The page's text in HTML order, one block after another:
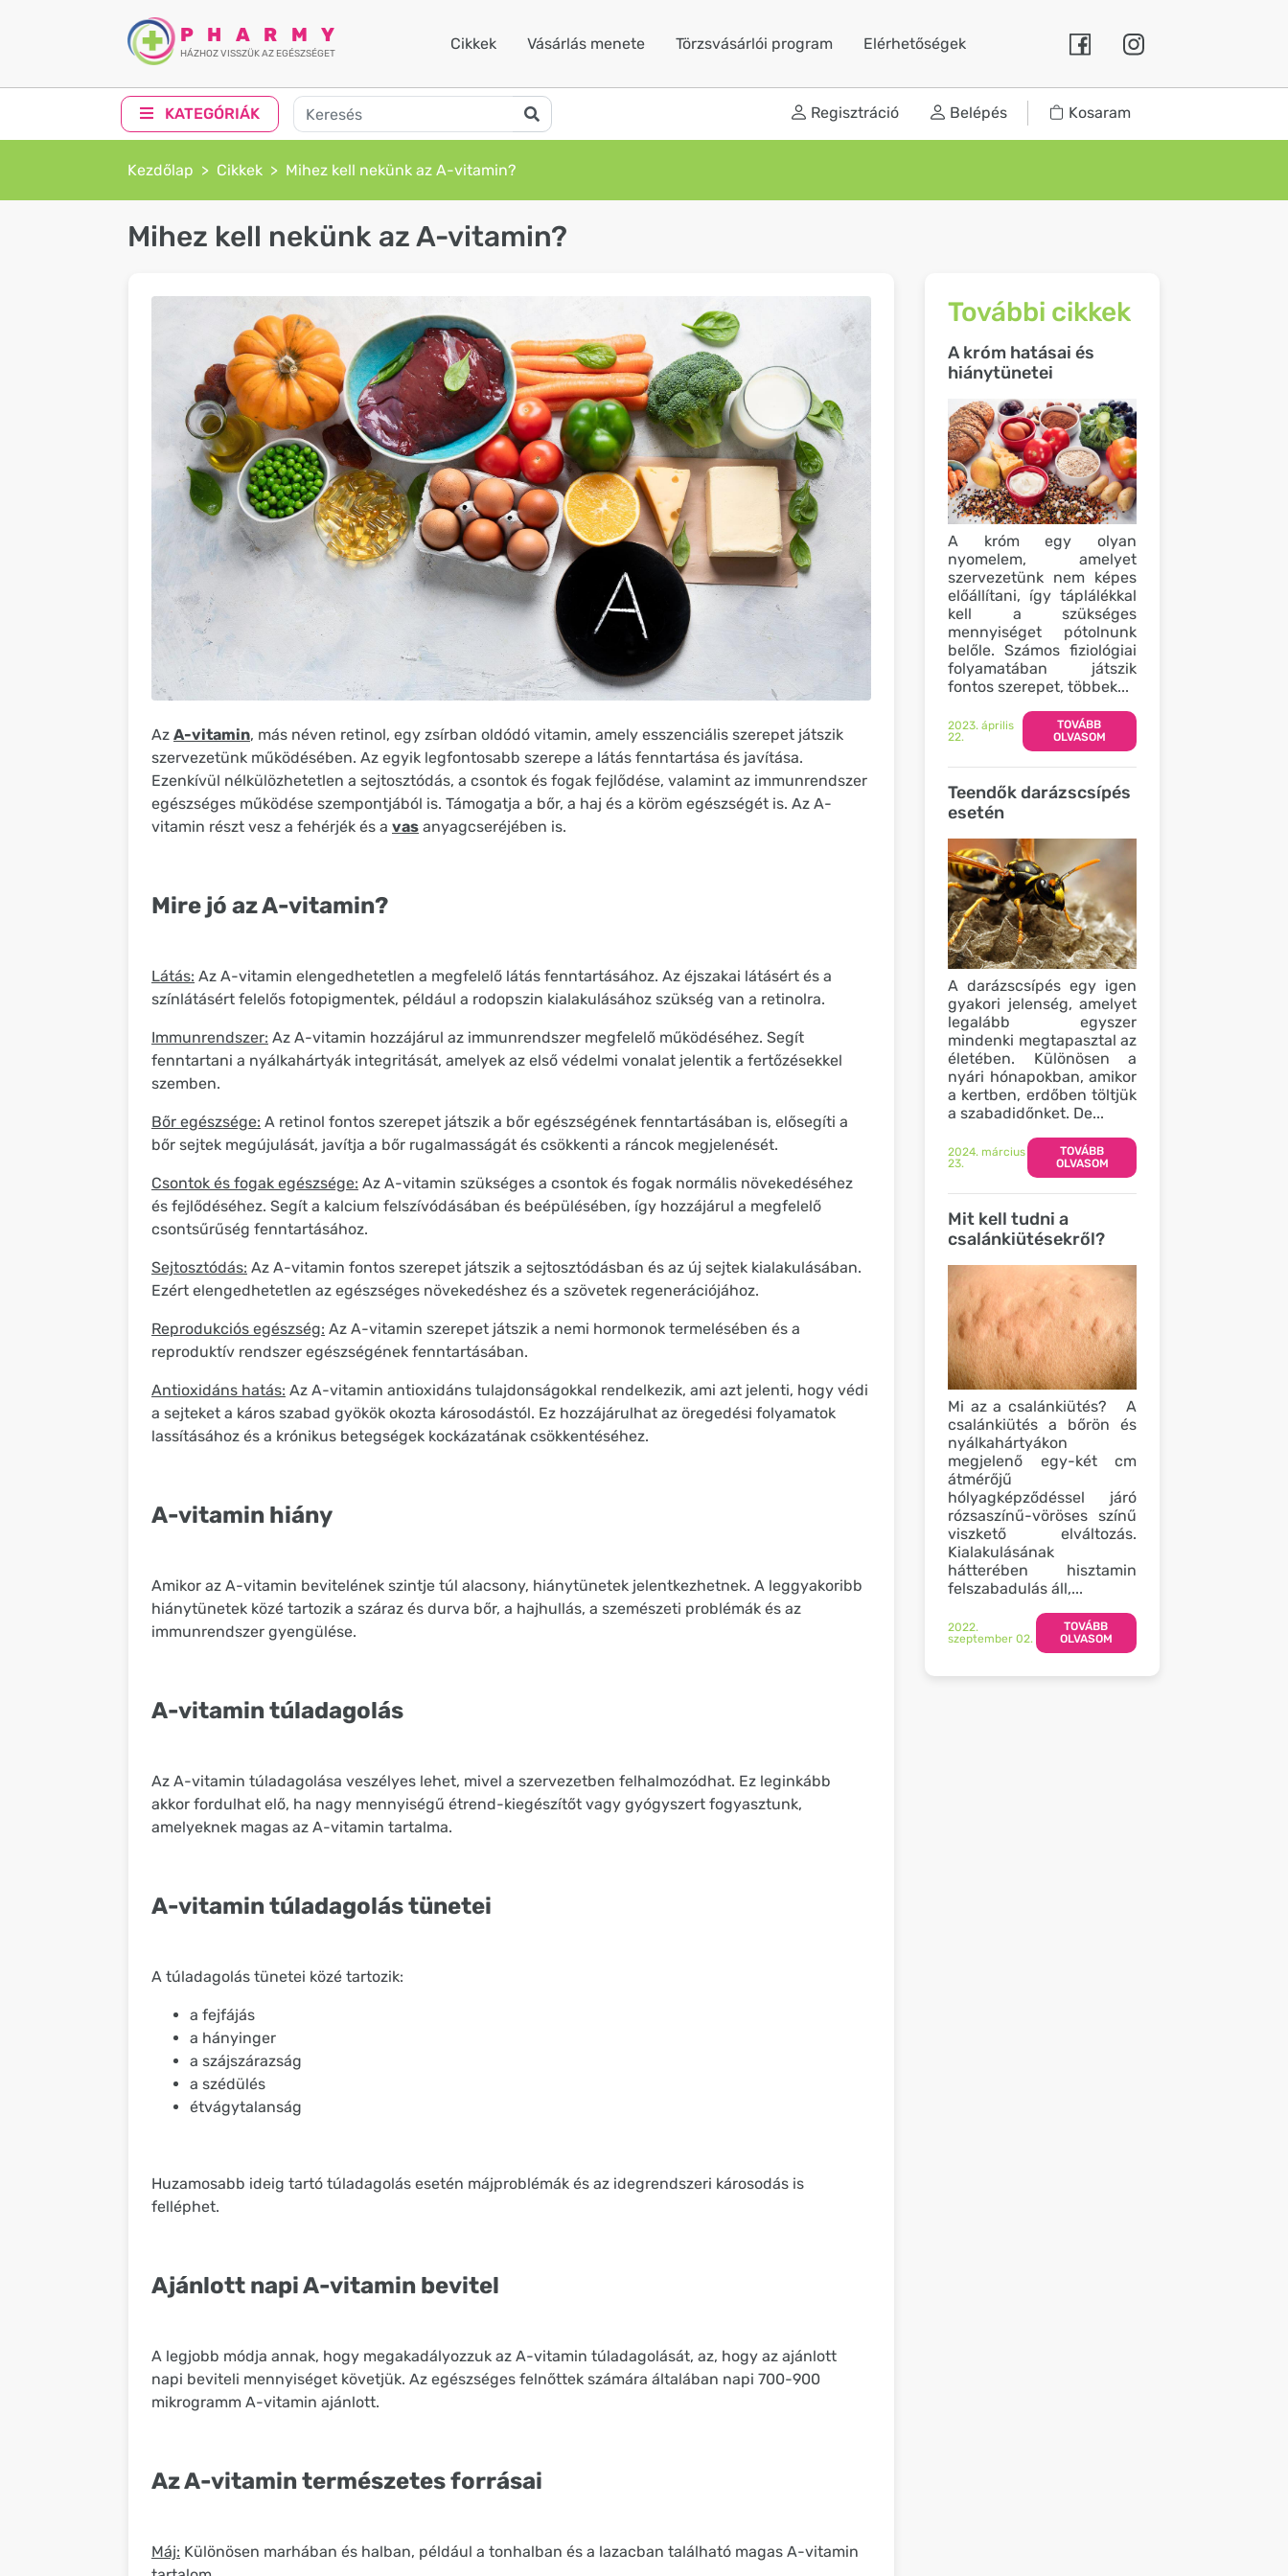
PHARMY
HÁZHOZ VISSZÜK AZ EGÉSZSÉGET
Cikkek Vásárlás menete Törzsvásárlói program Elérhetőségek
KATEGÓRIÁK Regisztráció Belépés Kosaram
Kezdőlap Cikkek Mihez kell nekünk az A-vitamin?
Mihez kell nekünk az A-vitamin?
Az A-vitamin, más néven retinol, egy zsírban oldódó vitamin, amely esszenciális szerepet játszik
szervezetünk működésében. Az egyik legfontosabb szerepe a látás fenntartása és javítása.
Ezenkívül nélkülözhetetlen a sejtosztódás, a csontok és fogak fejlődése, valamint az immunrendszer
egészséges működése szempontjából is. Támogatja a bőr, a haj és a köröm egészségét is. Az A-
vitamin részt vesz a fehérjék és a vas anyagcseréjében is.
Mire jó az A-vitamin?
Látás: Az A-vitamin elengedhetetlen a megfelelő látás fenntartásához. Az éjszakai látásért és a
színlátásért felelős fotopigmentek, például a rodopszin kialakulásához szükség van a retinolra.
Immunrendszer: Az A-vitamin hozzájárul az immunrendszer megfelelő működéséhez. Segít
fenntartani a nyálkahártyák integritását, amelyek az első védelmi vonalat jelentik a fertőzésekkel
szemben.
Bőr egészsége: A retinol fontos szerepet játszik a bőr egészségének fenntartásában is, elősegíti a
bőr sejtek megújulását, javítja a bőr rugalmasságát és csökkenti a ráncok megjelenését.
Csontok és fogak egészsége: Az A-vitamin szükséges a csontok és fogak normális növekedéséhez
és fejlődéséhez. Segít a kalcium felszívódásában és beépülésében, így hozzájárul a megfelelő
csontsűrűség fenntartásához.
Sejtosztódás: Az A-vitamin fontos szerepet játszik a sejtosztódásban és az új sejtek kialakulásában.
Ezért elengedhetetlen az egészséges növekedéshez és a szövetek regenerációjához.
Reprodukciós egészség: Az A-vitamin szerepet játszik a nemi hormonok termelésében és a
reproduktív rendszer egészségének fenntartásában.
Antioxidáns hatás: Az A-vitamin antioxidáns tulajdonságokkal rendelkezik, ami azt jelenti, hogy védi
a sejteket a káros szabad gyökök okozta károsodástól. Ez hozzájárulhat az öregedési folyamatok
lassításához és a krónikus betegségek kockázatának csökkentéséhez.
A-vitamin hiány
Amikor az A-vitamin bevitelének szintje túl alacsony, hiánytünetek jelentkezhetnek. A leggyakoribb
hiánytünetek közé tartozik a száraz és durva bőr, a hajhullás, a szemészeti problémák és az
immunrendszer gyengülése.
A-vitamin túladagolás
Az A-vitamin túladagolása veszélyes lehet, mivel a szervezetben felhalmozódhat. Ez leginkább
akkor fordulhat elő, ha nagy mennyiségű étrend-kiegészítőt vagy gyógyszert fogyasztunk,
amelyeknek magas az A-vitamin tartalma.
A-vitamin túladagolás tünetei
A túladagolás tünetei közé tartozik:
a fejfájás
a hányinger
a szájszárazság
a szédülés
étvágytalanság
Huzamosabb ideig tartó túladagolás esetén májproblémák és az idegrendszeri károsodás is
felléphet.
Ajánlott napi A-vitamin bevitel
A legjobb módja annak, hogy megakadályozzuk az A-vitamin túladagolását, az, hogy az ajánlott
napi beviteli mennyiséget követjük. Az egészséges felnőttek számára általában napi 700-900
mikrogramm A-vitamin ajánlott.
Az A-vitamin természetes forrásai
Máj: Különösen marhában és halban, például a tonhalban és a lazacban található magas A-vitamin
További cikkek
A króm hatásai és
hiánytünetei
A króm egy olyan
nyomelem, amelyet
szervezetünk nem képes
előállítani, így táplálékkal
kell a szükséges
mennyiséget pótolnunk
belőle. Számos fiziológiai
folyamatában játszik
fontos szerepet, többek...
2023. április
22.
TOVÁBB
OLVASOM
Teendők darázscsípés
esetén
A darázscsípés egy igen
gyakori jelenség, amelyet
legalább egyszer
mindenki megtapasztal az
életében. Különösen a
nyári hónapokban, amikor
a kertben, erdőben töltjük
a szabadidőnket. De...
2024. március
23.
TOVÁBB
OLVASOM
Mit kell tudni a
csalánkiütésekről?
Mi az a csalánkiütés? A
csalánkiütés a bőrön és
nyálkahártyákon
megjelenő egy-két cm
átmérőjű
hólyagképződéssel járó
rózsaszínű-vöröses színű
viszkető elváltozás.
Kialakulásának
hátterében hisztamin
felszabadulás áll,...
2022.
szeptember 02.
TOVÁBB
OLVASOM